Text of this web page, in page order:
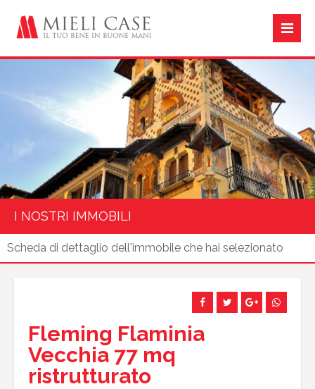
I NOSTRI IMMOBILI
Scheda di dettaglio dell'immobile che hai selezionato
Fleming Flaminia
Vecchia 77 mq
ristrutturato